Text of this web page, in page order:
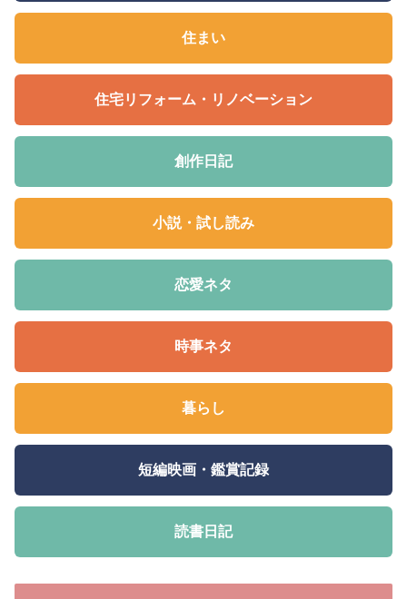
住まい
住宅リフォーム・リノベーション
創作日記
小説・試し読み
恋愛ネタ
時事ネタ
暮らし
短編映画・鑑賞記録
読書日記